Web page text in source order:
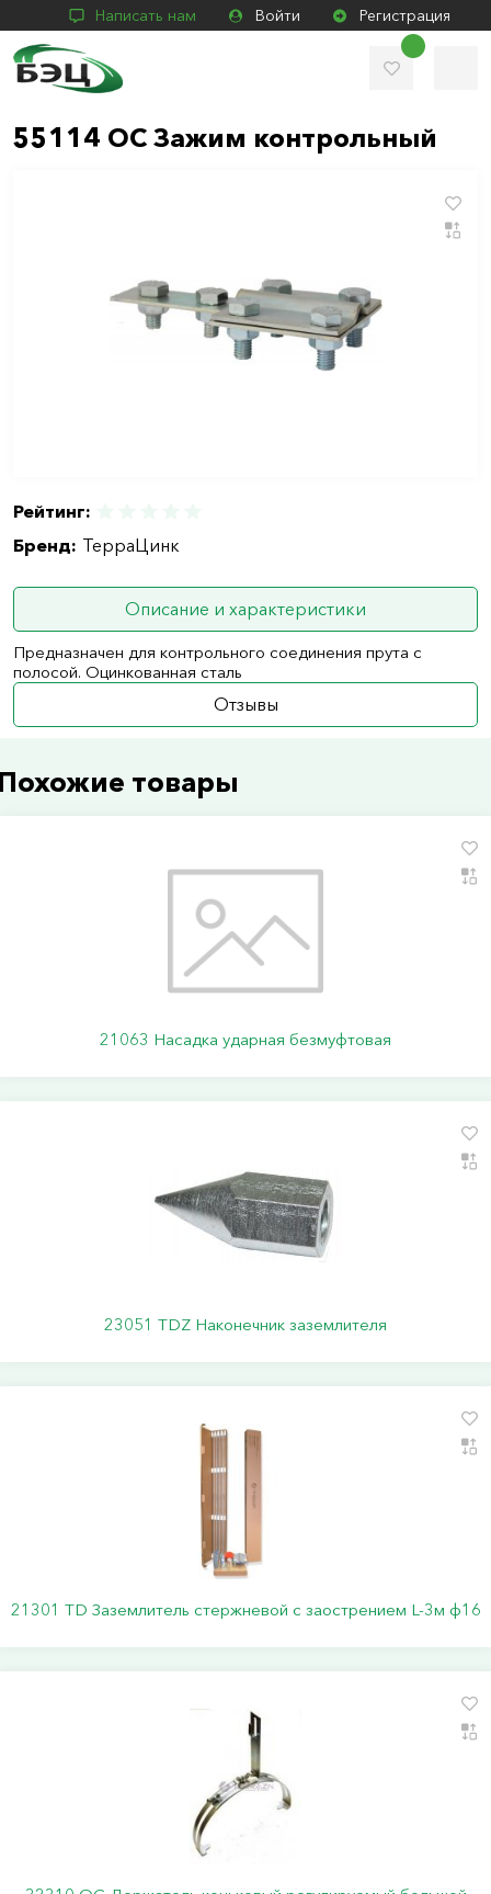
Написать нам Войти Регистрация
55114 ОС Зажим контрольный
Рейтинг:
Бренд: ТерраЦинк
Описание и характеристики
Предназначен для контрольного соединения прута с
полосой. Оцинкованная сталь
Отзывы
товары
21063 Насадка ударная безмуфтовая
23051 TDZ Наконечник заземлителя
21301 TD Заземлитель стержневой c заострением L-3м ф16